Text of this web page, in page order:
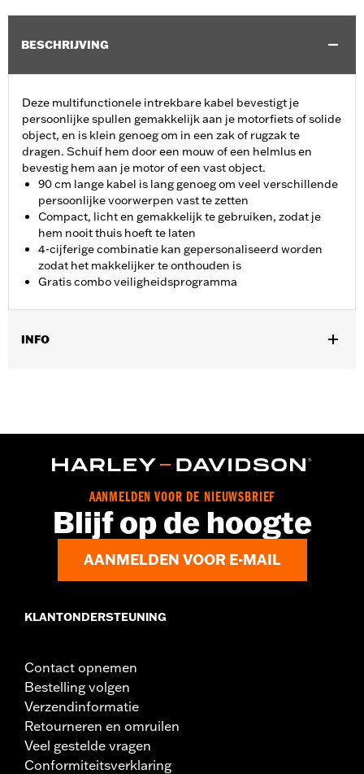
BESCHRIJVING
Deze multifunctionele intrekbare kabel bevestigt je
persoonlijke spullen gemakkelijk aan je motorfiets of solide
object, en is klein genoeg om in een zak of rugzak te
dragen. Schuif hem door een mouw of een helmlus en
bevestig hem aan je motor of een vast object.
90 cm lange kabel is lang genoeg om veel verschillende
persoonlijke voorwerpen vast te zetten
Compact, licht en gemakkelijk te gebruiken, zodat je
hem nooit thuis hoeft te laten
4-cijferige combinatie kan gepersonaliseerd worden
zodat het makkelijker te onthouden is
Gratis combo veiligheidsprogramma
INFO
In de doos:Slot met instructies
WAARSCHUWING:Verwijder het slot alvorens de motorfiets te
kan dat resulteren in ernstig letsel of de
dood.
AANMELDEN VOOR DE NIEUWSBRIEF
Blijf op de hoogte
AANMELDEN VOOR E-MAIL
KLANTONDERSTEUNING
Contact opnemen
Bestelling volgen
Verzendinformatie
Retourneren en omruilen
Veel gestelde vragen
Conformiteitsverklaring